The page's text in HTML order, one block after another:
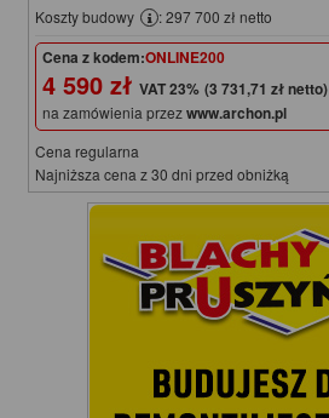
Koszty budowy : 297 700 zł netto
Cena z kodem:ONLINE200
4 590 zł (3 731,71 zł netto)
na zamówienia przezwww.archon.pl
Cena regularna
Najniższa cena z 30 dni przed obniżką